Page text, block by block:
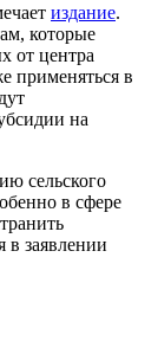
издание.
которые
от центра
применяться в
на
сельского
в сфере
заявлении